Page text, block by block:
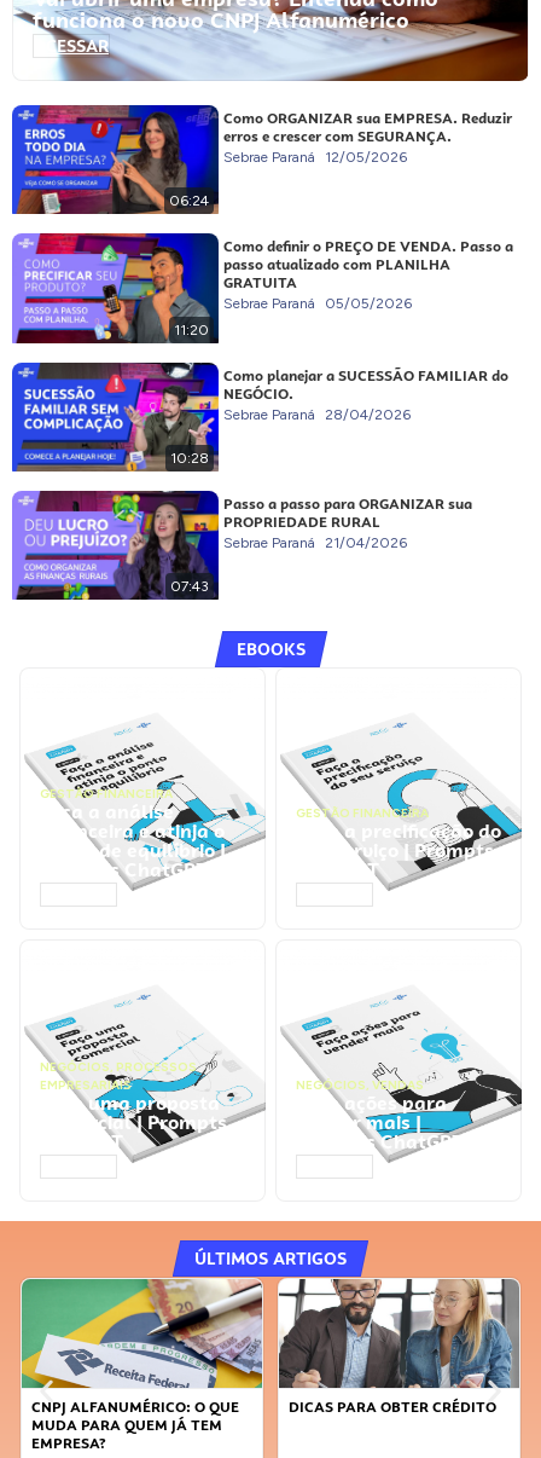
funciona o novo CNPJ Alfanumérico
ACESSAR
06:24
Como ORGANIZAR sua EMPRESA. Reduzir
erros e crescer com SEGURANÇA.
Sebrae Paraná 12/05/2026
11:20
Como definir o PREÇO DE VENDA. Passo a
passo atualizado com PLANILHA
GRATUITA
Sebrae Paraná 05/05/2026
10:28
Como planejar a SUCESSÃO FAMILIAR do
NEGÓCIO.
Sebrae Paraná 28/04/2026
07:43
Passo a passo para ORGANIZAR sua
PROPRIEDADE RURAL
Sebrae Paraná 21/04/2026
EBOOKS
GESTÃO FINANCEIRA
Faça a análise
financeira e atinja o
ponto de equilíbrio |
Prompts ChatGPT
GESTÃO FINANCEIRA
Faça a precificação do
seu serviço | Prompts
ChatGPT
NEGÓCIOS, PROCESSOS
EMPRESARIAIS
Faça uma proposta
comercial | Prompts
ChatGPT
NEGÓCIOS, VENDAS
Faça ações para
vender mais |
Prompts ChatGPT
ÚLTIMOS ARTIGOS
CNPJ ALFANUMÉRICO: O QUE
MUDA PARA QUEM JÁ TEM
EMPRESA?
DICAS PARA OBTER CRÉDITO